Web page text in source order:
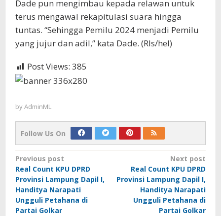
Dade pun mengimbau kepada relawan untuk
terus mengawal rekapitulasi suara hingga
tuntas. “Sehingga Pemilu 2024 menjadi Pemilu
yang jujur dan adil,” kata Dade. (Rls/hel)
Post Views: 385
byAdminML
Follow Us On
Post
navigation
Previous post
Real Count KPU DPRD
Provinsi Lampung Dapil I,
Handitya Narapati
Ungguli Petahana di
Partai Golkar
Next post
Real Count KPU DPRD
Provinsi Lampung Dapil I,
Handitya Narapati
Ungguli Petahana di
Partai Golkar